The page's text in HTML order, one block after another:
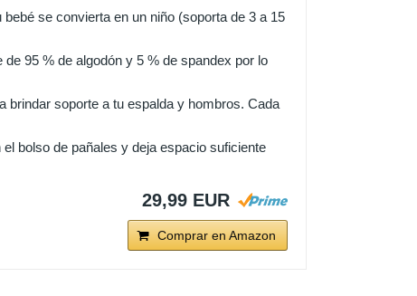
se convierta en un niño (soporta de 3 a 15
95 % de algodón y 5 % de spandex por lo
brindar soporte a tu espalda y hombros. Cada
bolso de pañales y deja espacio suficiente
29,99 EUR
Comprar en Amazon